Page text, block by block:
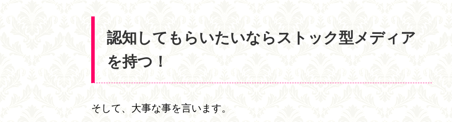
認知してもらいたいならストック型メディア
を持つ！
そして、大事な事を言います。